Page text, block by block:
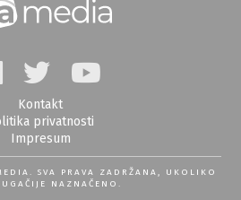
Kontakt
privatnosti
Impresum
SVA PRAVA ZADRŽANA, UKOLIKO
NAZNAČENO.